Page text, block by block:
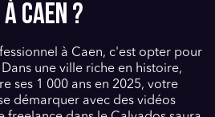
À CAEN ?
à Caen, c'est opter pour
une ville riche en histoire,
ses 1 000 ans en 2025, votre
démarquer avec des vidéos